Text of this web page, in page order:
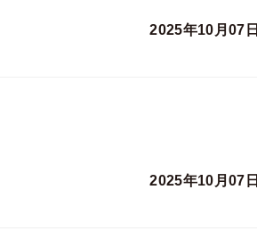
2025年10月07日
2025年10月07日